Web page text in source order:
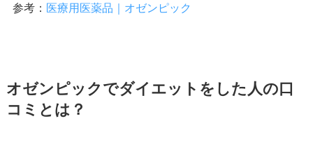
参考： 医療用医薬品｜オゼンピック
オゼンピックでダイエットをした人の口
コミとは？